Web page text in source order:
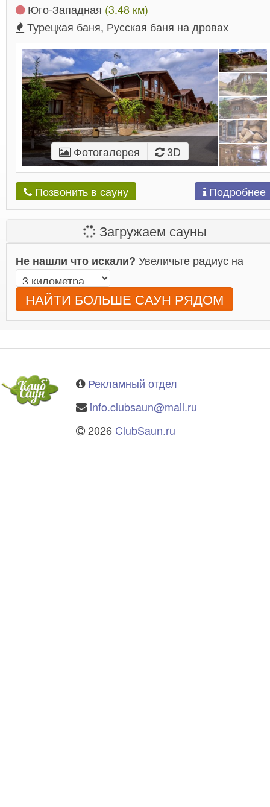
Юго-Западная (3.48 км)
Турецкая баня, Русская баня на дровах
Фотогалерея 3D
Позвонить в сауну Подробнее
Загружаем сауны
Не нашли что искали? Увеличьте радиус на
НАЙТИ БОЛЬШЕ САУН РЯДОМ
Рекламный отдел
info.clubsaun@mail.ru
2026 ClubSaun.ru